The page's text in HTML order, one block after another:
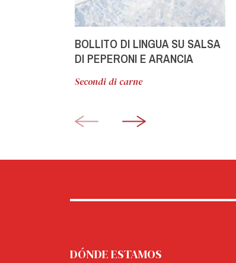
BOLLITO DI LINGUA SU SALSA
DI PEPERONI E ARANCIA
Secondi di carne
DÓNDE ESTAMOS